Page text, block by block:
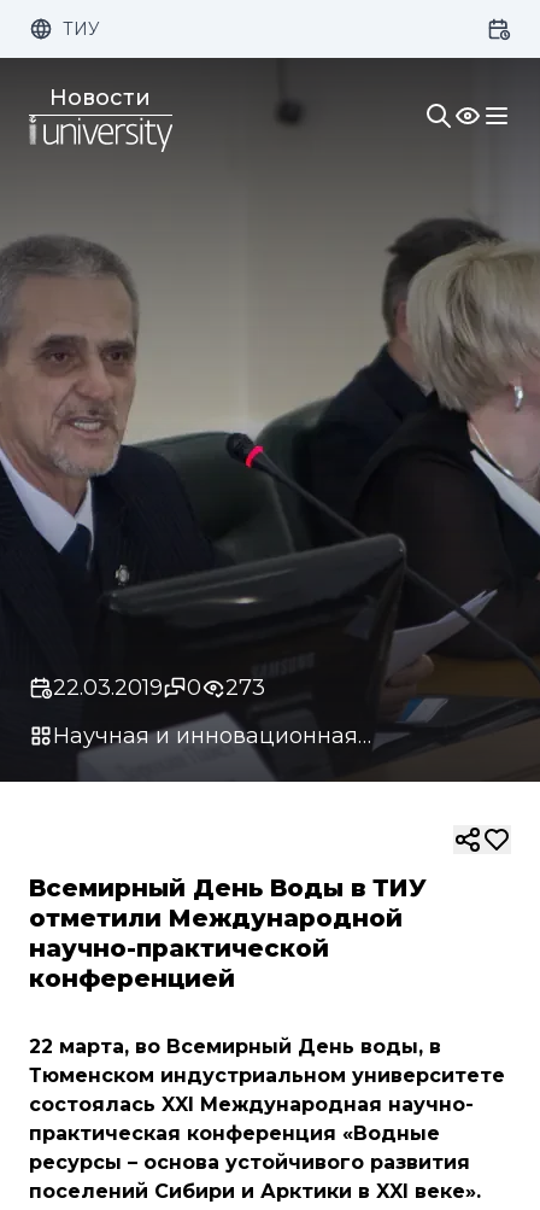
Размер шрифта: Цвет:
Изображения:
ТИУ
Новости
22.03.2019 0
273
Научная и инновационная
Всемирный День Воды в ТИУ
отметили Международной
научно-практической
конференцией
22 марта, во Всемирный День воды, в
Тюменском индустриальном университете
состоялась XXI Международная научно-
практическая конференция «Водные
ресурсы – основа устойчивого развития
поселений Сибири и Арктики в XXI веке».